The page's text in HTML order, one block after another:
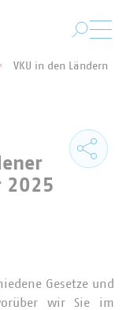
VKU in den Ländern
2025
Gesetze und
wir Sie im